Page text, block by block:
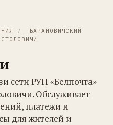
/
БАРАНОВИЧСКИЙ
сети РУП «Белпочта»
Обслуживает
платежи и
для жителей и